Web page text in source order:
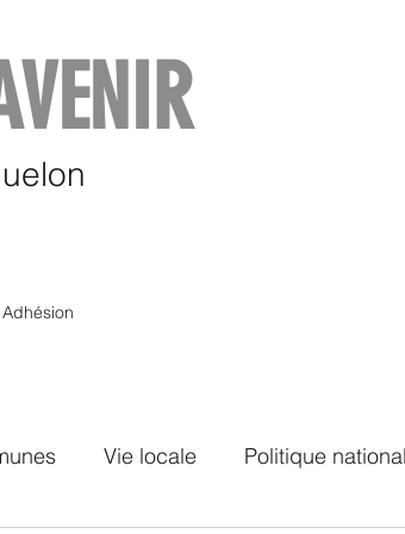
Adhésion
Vie locale Politique